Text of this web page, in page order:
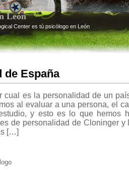
León
Center es tú psicólogo en León
de España
cual es la personalidad de un
al evaluar a una persona, el
y esto es lo que hemos
de personalidad de Cloninger y
[…]